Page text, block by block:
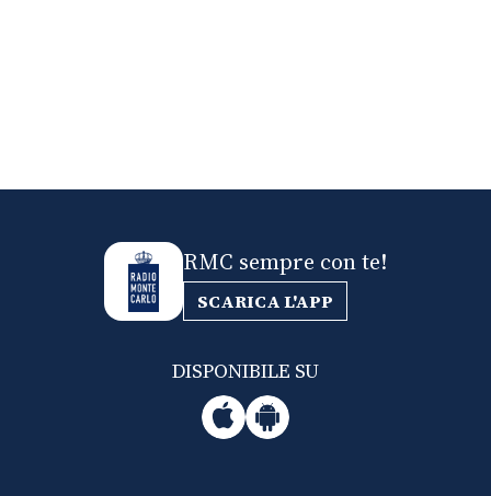
RMC sempre con te!
SCARICA L'APP
DISPONIBILE SU